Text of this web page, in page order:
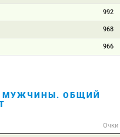
992
968
966
МУЖЧИНЫ. ОБЩИЙ
Очки